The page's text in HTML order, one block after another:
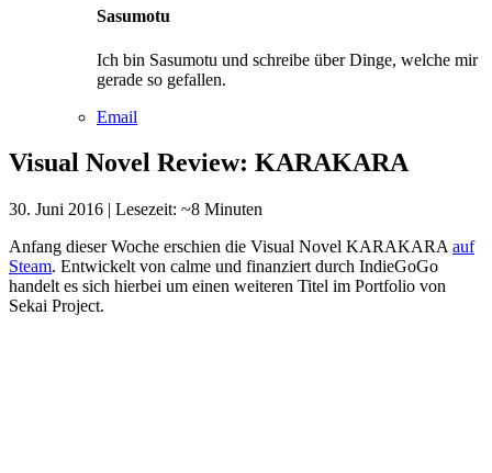
Sasumotu
Ich bin Sasumotu und schreibe über Dinge, welche mir
gerade so gefallen.
Email
Visual Novel Review: KARAKARA
30. Juni 2016 | Lesezeit: ~8 Minuten
Anfang dieser Woche erschien die Visual Novel KARAKARA auf
Steam. Entwickelt von calme und finanziert durch IndieGoGo
handelt es sich hierbei um einen weiteren Titel im Portfolio von
Sekai Project.